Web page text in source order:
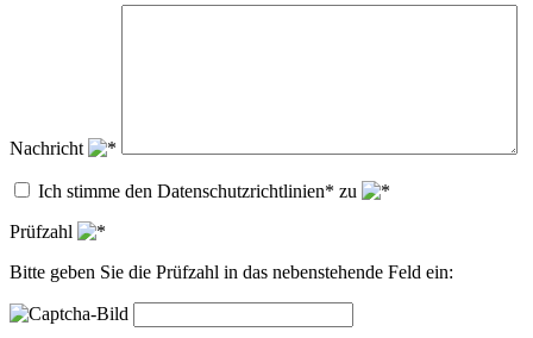
Nachricht
Ich stimme den Datenschutzrichtlinien* zu
Prüfzahl
Bitte geben Sie die Prüfzahl in das nebenstehende Feld ein: